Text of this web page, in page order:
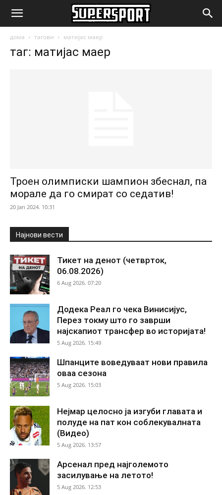
SuperSport.mk
дома тагови матијас маер
таг: матијас маер
Троен олимписки шампион збеснал, па
морале да го смират со седатив!
20 Jan 2024. 10:31
Најнови вести
Тикет на денот (четврток,
06.08.2026)
6 Aug 2026. 07:20
Додека Реал го чека Винисијус,
Перез токму што го заврши
најскапиот трансфер во историјата!
5 Aug 2026. 15:49
Шпанците воведуваат нови правила
оваа сезона
5 Aug 2026. 15:03
Нејмар целосно ја изгуби главата и
полуде на пат кон соблекувалната
(Видео)
5 Aug 2026. 13:57
Арсенал пред најголемото
засилување на летото!
5 Aug 2026. 12:53